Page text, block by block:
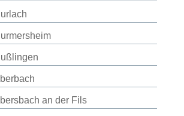
an der Fils